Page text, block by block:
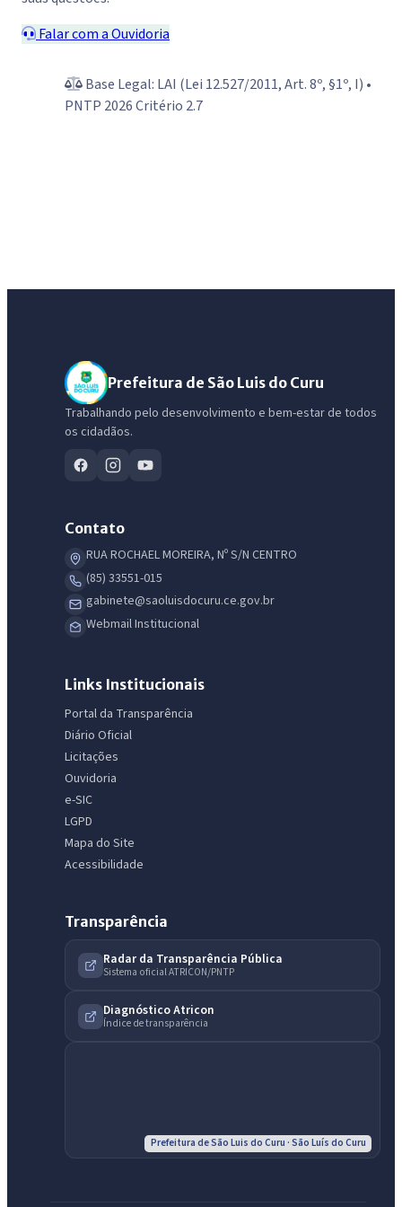
responsável. Denúncias podem ser feitas de
Falar com a Ouvidoria
Base Legal: LAI (Lei 12.527/2011, Art. 8º, §1º, I) •
PNTP 2026 Critério 2.7
Prefeitura de São Luis do Curu
Trabalhando pelo desenvolvimento e bem-estar de todos
os cidadãos.
Contato
RUA ROCHAEL MOREIRA, Nº S/N CENTRO
(85) 33551-015
gabinete@saoluisdocuru.ce.gov.br
Webmail Institucional
Links Institucionais
Portal da Transparência
Diário Oficial
Licitações
Ouvidoria
e-SIC
LGPD
Mapa do Site
Acessibilidade
Transparência
Radar da Transparência Pública
Sistema oficial ATRICON/PNTP
Diagnóstico Atricon
Índice de transparência
Prefeitura de São Luis do Curu · São Luís do Curu
IntGest AI
Assistente do Portal